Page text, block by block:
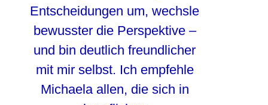
Entscheidungen um, wechsle
bewusster die Perspektive –
und bin deutlich freundlicher
mit mir selbst. Ich empfehle
Michaela allen, die sich in